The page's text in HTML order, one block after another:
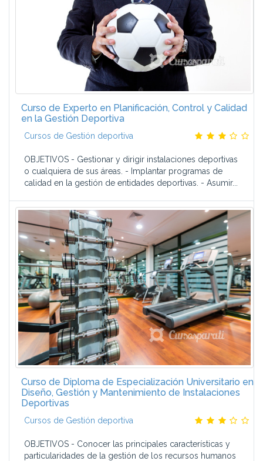
Curso de Experto en Planificación, Control y Calidad
en la Gestión Deportiva
Cursos de Gestión deportiva
OBJETIVOS - Gestionar y dirigir instalaciones deportivas
o cualquiera de sus áreas. - Implantar programas de
calidad en la gestión de entidades deportivas. - Asumir...
Curso de Diploma de Especialización Universitario en
Diseño, Gestión y Mantenimiento de Instalaciones
Deportivas
Cursos de Gestión deportiva
OBJETIVOS - Conocer las principales características y
particularidades de la gestión de los recursos humanos